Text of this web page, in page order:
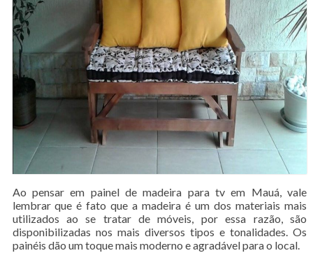
Ao pensar em painel de madeira para tv em Mauá, vale
lembrar que é fato que a madeira é um dos materiais mais
utilizados ao se tratar de móveis, por essa razão, são
disponibilizadas nos mais diversos tipos e tonalidades. Os
painéis dão um toque mais moderno e agradável para o local.